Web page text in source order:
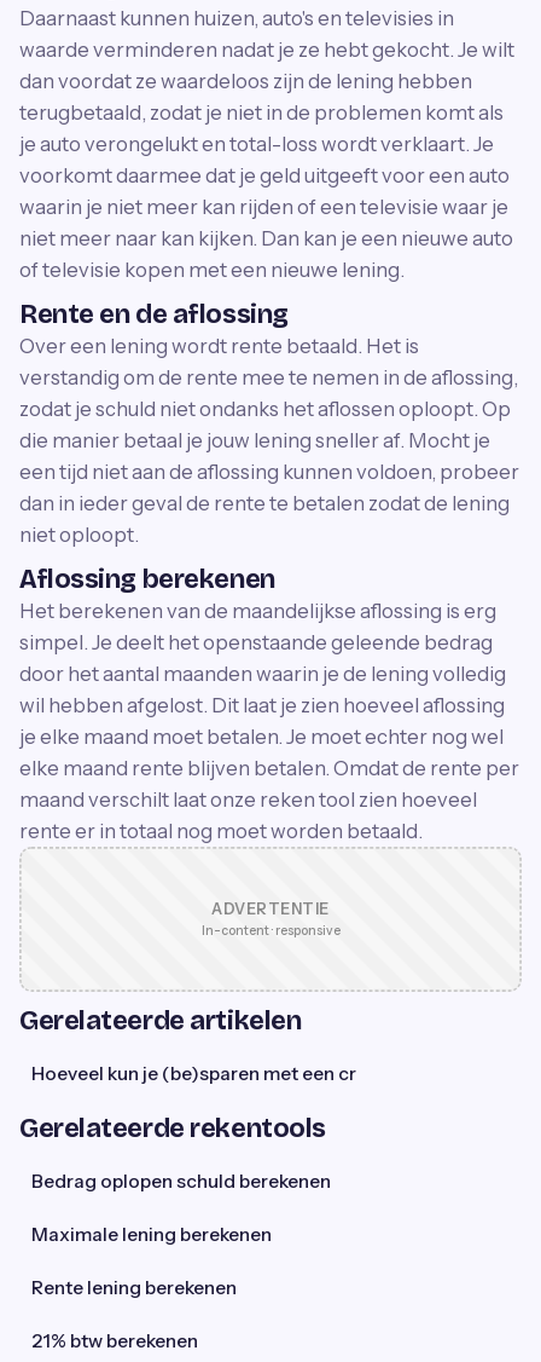
Daarnaast kunnen huizen, auto's en televisies in
waarde verminderen nadat je ze hebt gekocht. Je wilt
dan voordat ze waardeloos zijn de lening hebben
terugbetaald, zodat je niet in de problemen komt als
je auto verongelukt en total-loss wordt verklaart. Je
voorkomt daarmee dat je geld uitgeeft voor een auto
waarin je niet meer kan rijden of een televisie waar je
niet meer naar kan kijken. Dan kan je een nieuwe auto
of televisie kopen met een nieuwe lening.
Rente en de aflossing
Over een lening wordt rente betaald. Het is
verstandig om de rente mee te nemen in de aflossing,
zodat je schuld niet ondanks het aflossen oploopt. Op
die manier betaal je jouw lening sneller af. Mocht je
een tijd niet aan de aflossing kunnen voldoen, probeer
dan in ieder geval de rente te betalen zodat de lening
niet oploopt.
Aflossing berekenen
Het berekenen van de maandelijkse aflossing is erg
simpel. Je deelt het openstaande geleende bedrag
door het aantal maanden waarin je de lening volledig
wil hebben afgelost. Dit laat je zien hoeveel aflossing
je elke maand moet betalen. Je moet echter nog wel
elke maand rente blijven betalen. Omdat de rente per
maand verschilt laat onze reken tool zien hoeveel
rente er in totaal nog moet worden betaald.
ADVERTENTIE
In-content · responsive
Gerelateerde artikelen
Hoeveel kun je (be)sparen met een cr
Gerelateerde rekentools
Bedrag oplopen schuld berekenen
Maximale lening berekenen
Rente lening berekenen
21% btw berekenen